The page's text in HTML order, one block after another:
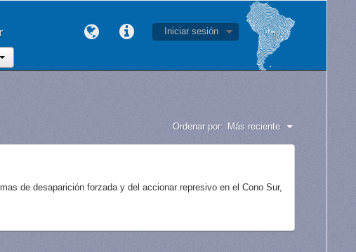
Iniciar sesión
Ordenar por: Más reciente
de desaparición forzada y del accionar represivo en el Cono Sur,